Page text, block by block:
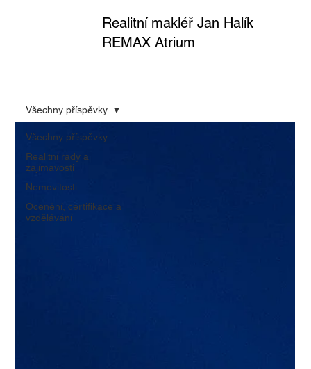
Realitní makléř Jan Halík
REMAX Atrium
Všechny příspěvky
Realitní rady a
zajímavosti
Nemovitosti
Ocenění, certifikace a
vzdělávání
Všechny příspěvky